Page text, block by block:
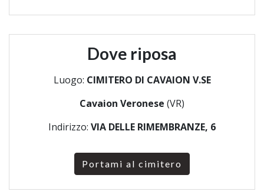
Dove riposa
Luogo: CIMITERO DI CAVAION V.SE
Cavaion Veronese (VR)
Indirizzo: VIA DELLE RIMEMBRANZE, 6
Portami al cimitero